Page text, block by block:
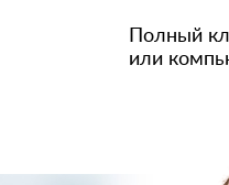
Полный
или